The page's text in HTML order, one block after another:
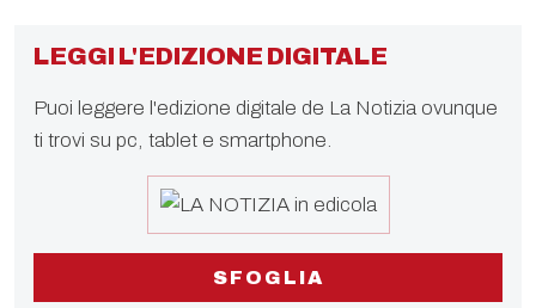
LEGGI L'EDIZIONE DIGITALE
Puoi leggere l'edizione digitale de La Notizia ovunque
ti trovi su pc, tablet e smartphone.
SFOGLIA